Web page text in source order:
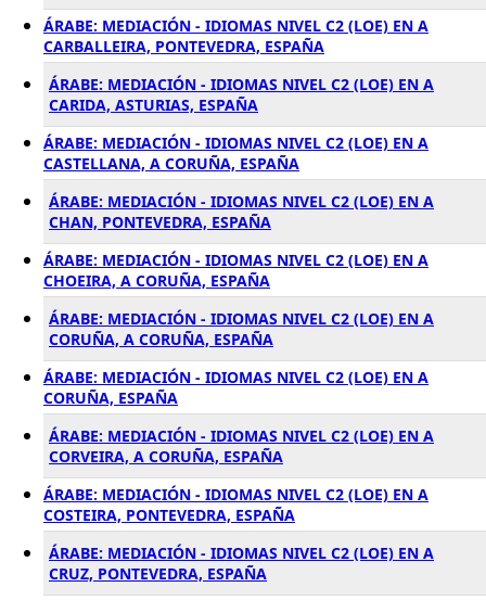
ÁRABE: MEDIACIÓN - IDIOMAS NIVEL C2 (LOE) EN A
CARBALLEIRA, PONTEVEDRA, ESPAÑA
ÁRABE: MEDIACIÓN - IDIOMAS NIVEL C2 (LOE) EN A
CARIDA, ASTURIAS, ESPAÑA
ÁRABE: MEDIACIÓN - IDIOMAS NIVEL C2 (LOE) EN A
CASTELLANA, A CORUÑA, ESPAÑA
ÁRABE: MEDIACIÓN - IDIOMAS NIVEL C2 (LOE) EN A
CHAN, PONTEVEDRA, ESPAÑA
ÁRABE: MEDIACIÓN - IDIOMAS NIVEL C2 (LOE) EN A
CHOEIRA, A CORUÑA, ESPAÑA
ÁRABE: MEDIACIÓN - IDIOMAS NIVEL C2 (LOE) EN A
CORUÑA, A CORUÑA, ESPAÑA
ÁRABE: MEDIACIÓN - IDIOMAS NIVEL C2 (LOE) EN A
CORUÑA, ESPAÑA
ÁRABE: MEDIACIÓN - IDIOMAS NIVEL C2 (LOE) EN A
CORVEIRA, A CORUÑA, ESPAÑA
ÁRABE: MEDIACIÓN - IDIOMAS NIVEL C2 (LOE) EN A
COSTEIRA, PONTEVEDRA, ESPAÑA
ÁRABE: MEDIACIÓN - IDIOMAS NIVEL C2 (LOE) EN A
CRUZ, PONTEVEDRA, ESPAÑA